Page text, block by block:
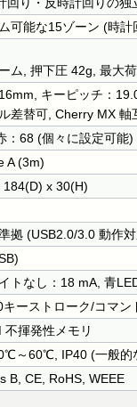
可能な15ゾーン (時
ム, 押下圧 42g, 最大
キーピッチ：
差替可, Cherry MX 軸
：68 (個々に設定可能)
A (3m)
184(D) x 30(H)
拠 (USB2.0/3.0 動作
トなし：18 mA, 青
ーストローク/コマン
不揮発性メモリ
～60℃, IP40 (一般的
B, CE, RoHS, WEEE